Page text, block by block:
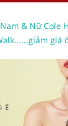
& Nữ Cole
giá